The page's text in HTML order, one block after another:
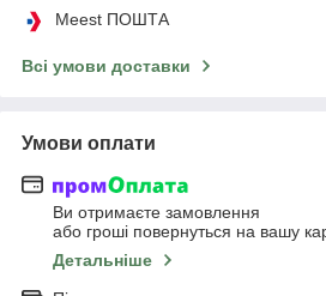
Meest ПОШТА
Всі умови доставки
Умови оплати
Ви отримаєте замовлення
або гроші повернуться на вашу
Детальніше